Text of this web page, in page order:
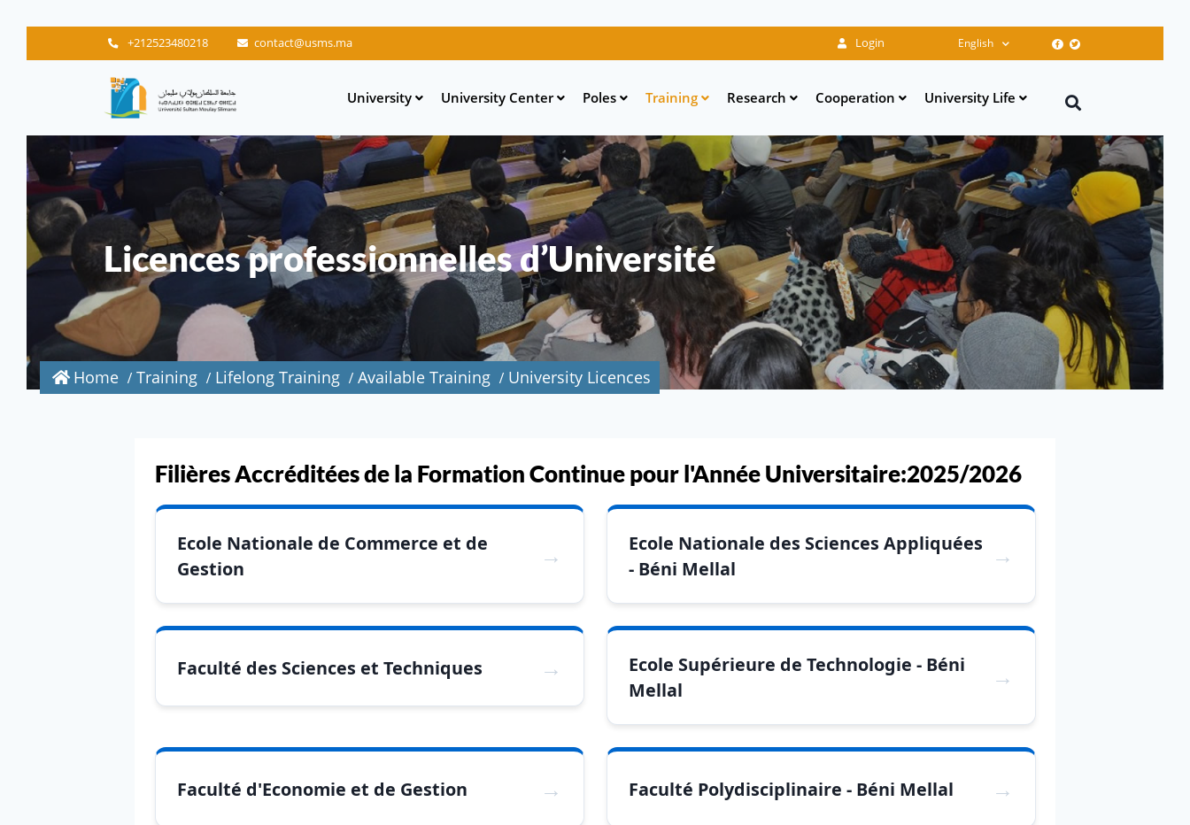
to
main
+212523480218 contact@usms.ma Login English
navigationUniversity University Center Poles Training Research Cooperation University Life
Search
Licences professionnelles d’Université
Home Training Lifelong Training Available Training University Licences
Filières Accréditées de la Formation Continue pour l'Année Universitaire:2025/2026
Ecole Nationale de Commerce et de
Gestion
Ecole Nationale des Sciences Appliquées
- Béni Mellal
Faculté des Sciences et Techniques
Ecole Supérieure de Technologie - Béni
Mellal
Faculté d'Economie et de Gestion Faculté Polydisciplinaire - Béni Mellal